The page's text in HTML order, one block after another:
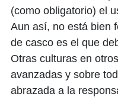
(como obligatorio) el
Aun así, no está bien
de casco es el que
Otras culturas en
avanzadas y sobre
abrazada a la